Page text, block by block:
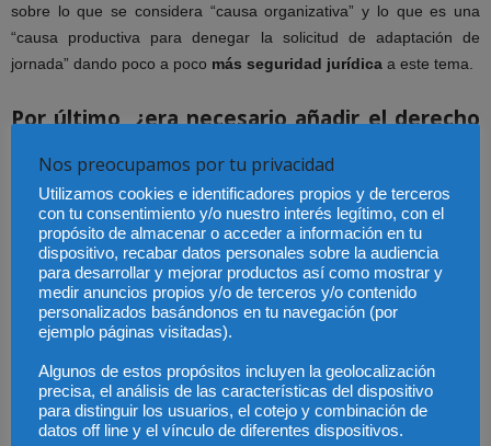
sobre lo que se considera “causa organizativa” y lo que es una
“causa productiva para denegar la solicitud de adaptación de
jornada” dando poco a poco más seguridad jurídica a este tema.
Por último, ¿era necesario añadir el derecho
legislación laboral teniendo en cuenta que el
artículo 37.5 ET reconoce el derecho a la
reducción de jornada?
Considero que, en lo que se refiere a reducir la jornada para el
cuidado de un menor, la protección que teníamos hasta ahora era
suficiente para los trabajadores que querían conciliar la vida
familiar y laboral. Además, la jurisprudencia ha concretado esta
reducción de jornada hasta que el menor cumple los 12 años, un
período más que razonable.
Nos preocupamos por tu privacidad
Utilizamos cookies e identificadores propios y de terceros
con tu consentimiento y/o nuestro interés legítimo, con el
propósito de almacenar o acceder a información en tu
dispositivo, recabar datos personales sobre la audiencia
para desarrollar y mejorar productos así como mostrar y
medir anuncios propios y/o de terceros y/o contenido
personalizados basándonos en tu navegación (por
ejemplo páginas visitadas).
Algunos de estos propósitos incluyen la geolocalización
precisa, el análisis de las características del dispositivo
para distinguir los usuarios, el cotejo y combinación de
datos off line y el vínculo de diferentes dispositivos.